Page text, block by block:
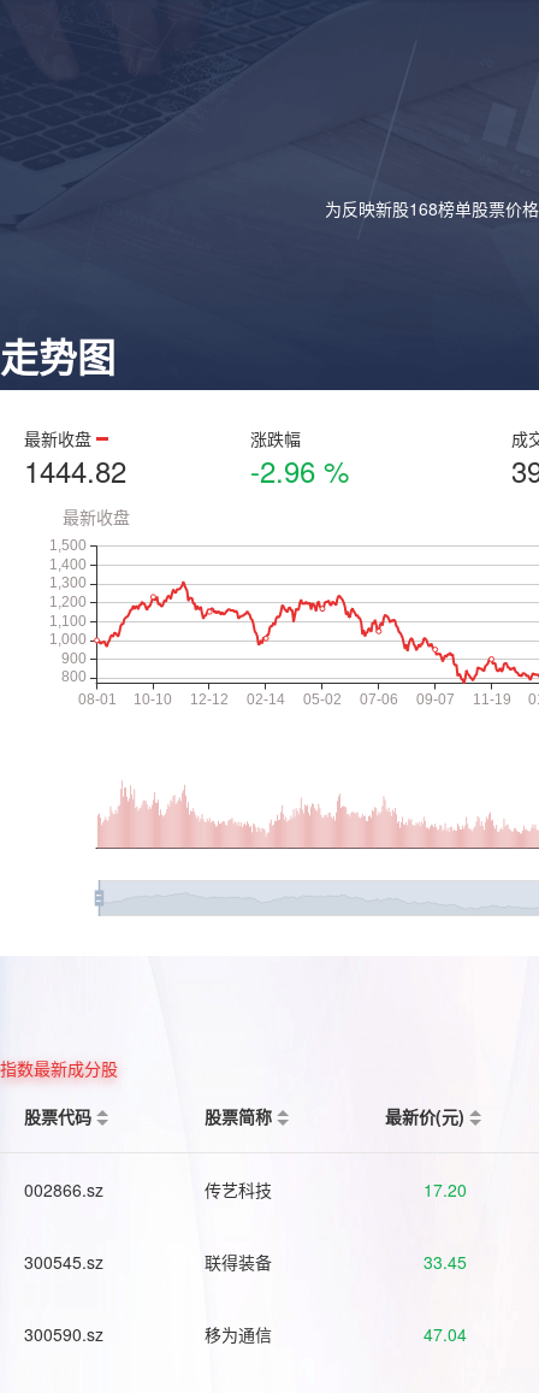
为反映新股168榜单股票价
走势图
最新收盘
1444.82
涨跌幅
-2.96 %
成
指数最新成分股
股票代码
股票简称 最新价(元)
002866.sz 传艺科技 17.20
300545.sz 联得装备 33.45
300590.sz 移为通信 47.04